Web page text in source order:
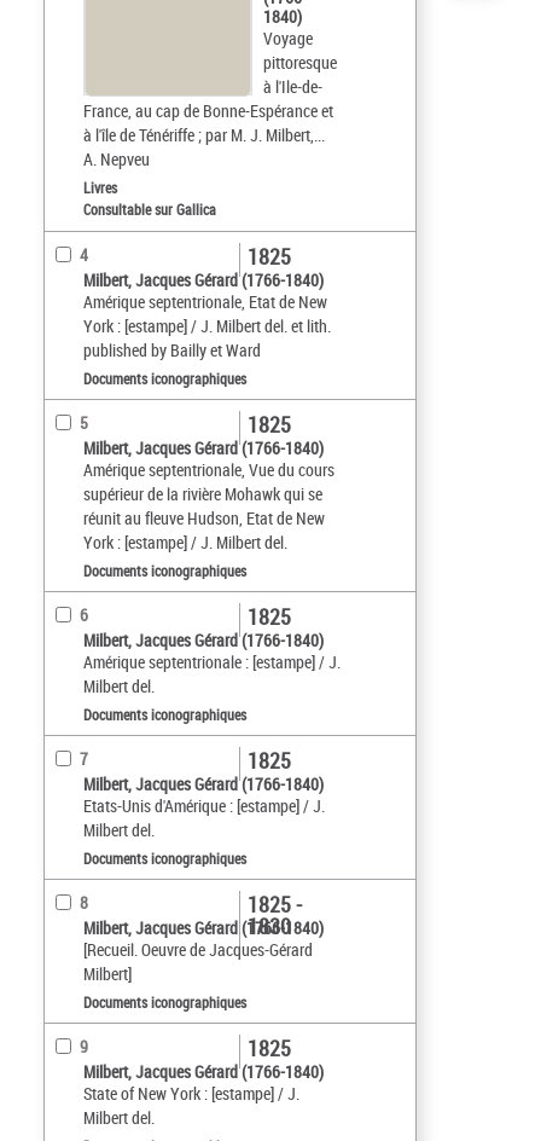
1840)
Voyage
pittoresque
à l'Ile-de-
France, au cap de Bonne-Espérance et
à l'île de Ténériffe ; par M. J. Milbert,...
A. Nepveu
Livres
Consultable sur Gallica
4
Milbert, Jacques Gérard (1766-1840)
Amérique septentrionale, Etat de New
York : [estampe] / J. Milbert del. et lith.
published by Bailly et Ward
1825
Documents iconographiques
5
Milbert, Jacques Gérard (1766-1840)
Amérique septentrionale, Vue du cours
supérieur de la rivière Mohawk qui se
réunit au fleuve Hudson, Etat de New
York : [estampe] / J. Milbert del.
1825
Documents iconographiques
6
Milbert, Jacques Gérard (1766-1840)
Amérique septentrionale : [estampe] / J.
Milbert del.
1825
Documents iconographiques
7
Milbert, Jacques Gérard (1766-1840)
Etats-Unis d'Amérique : [estampe] / J.
Milbert del.
1825
Documents iconographiques
8
Milbert, Jacques Gérard (1766-1840)
[Recueil. Oeuvre de Jacques-Gérard
Milbert]
1825 -
1830
Documents iconographiques
9
Milbert, Jacques Gérard (1766-1840)
State of New York : [estampe] / J.
Milbert del.
1825